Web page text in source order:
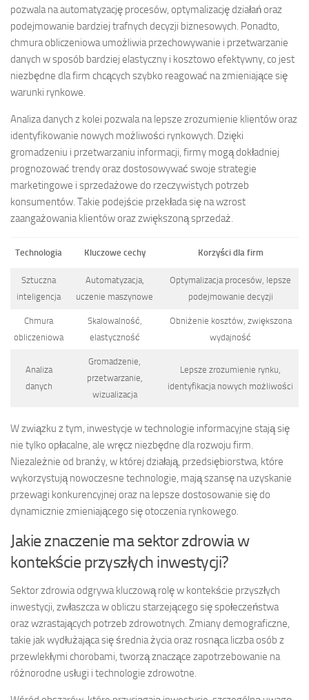
pozwala na automatyzację procesów, optymalizację działań oraz
podejmowanie bardziej trafnych decyzji biznesowych. Ponadto,
chmura obliczeniowa umożliwia przechowywanie i przetwarzanie
danych w sposób bardziej elastyczny i kosztowo efektywny, co jest
niezbędne dla firm chcących szybko reagować na zmieniające się
warunki rynkowe.
Analiza danych z kolei pozwala na lepsze zrozumienie klientów oraz
identyfikowanie nowych możliwości rynkowych. Dzięki
gromadzeniu i przetwarzaniu informacji, firmy mogą dokładniej
prognozować trendy oraz dostosowywać swoje strategie
marketingowe i sprzedażowe do rzeczywistych potrzeb
konsumentów. Takie podejście przekłada się na wzrost
zaangażowania klientów oraz zwiększoną sprzedaż.
Technologia Kluczowe cechy Korzyści dla firm
Sztuczna
inteligencja
Automatyzacja,
uczenie maszynowe
Optymalizacja procesów, lepsze
podejmowanie decyzji
Chmura
obliczeniowa
Skalowalność,
elastyczność
Obniżenie kosztów, zwiększona
wydajność
Analiza
danych
Gromadzenie,
przetwarzanie,
wizualizacja
Lepsze zrozumienie rynku,
identyfikacja nowych możliwości
W związku z tym, inwestycje w technologie informacyjne stają się
nie tylko opłacalne, ale wręcz niezbędne dla rozwoju firm.
Niezależnie od branży, w której działają, przedsiębiorstwa, które
wykorzystują nowoczesne technologie, mają szansę na uzyskanie
przewagi konkurencyjnej oraz na lepsze dostosowanie się do
dynamicznie zmieniającego się otoczenia rynkowego.
Jakie znaczenie ma sektor zdrowia w
kontekście przyszłych inwestycji?
Sektor zdrowia odgrywa kluczową rolę w kontekście przyszłych
inwestycji, zwłaszcza w obliczu starzejącego się społeczeństwa
oraz wzrastających potrzeb zdrowotnych. Zmiany demograficzne,
takie jak wydłużająca się średnia życia oraz rosnąca liczba osób z
przewlekłymi chorobami, tworzą znaczące zapotrzebowanie na
różnorodne usługi i technologie zdrowotne.